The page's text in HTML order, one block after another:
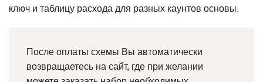
ключ и таблицу расхода для разных каунтов основы.
После оплаты схемы Вы автоматически
возвращаетесь на сайт, где при желании